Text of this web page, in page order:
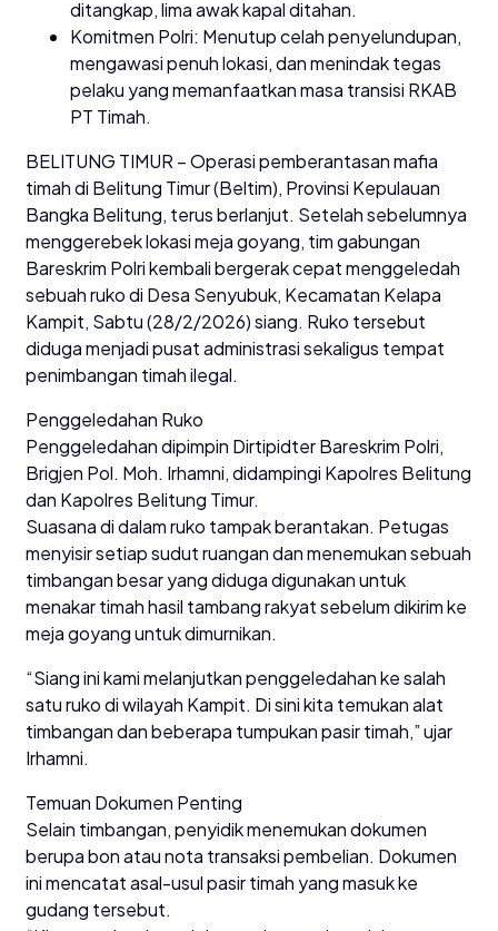
ditangkap, lima awak kapal ditahan.
Komitmen Polri: Menutup celah penyelundupan,
mengawasi penuh lokasi, dan menindak tegas
pelaku yang memanfaatkan masa transisi RKAB
PT Timah.
BELITUNG TIMUR – Operasi pemberantasan mafia
timah di Belitung Timur (Beltim), Provinsi Kepulauan
Bangka Belitung, terus berlanjut. Setelah sebelumnya
menggerebek lokasi meja goyang, tim gabungan
Bareskrim Polri kembali bergerak cepat menggeledah
sebuah ruko di Desa Senyubuk, Kecamatan Kelapa
Kampit, Sabtu (28/2/2026) siang. Ruko tersebut
diduga menjadi pusat administrasi sekaligus tempat
penimbangan timah ilegal.
Penggeledahan Ruko
Penggeledahan dipimpin Dirtipidter Bareskrim Polri,
Brigjen Pol. Moh. Irhamni, didampingi Kapolres Belitung
dan Kapolres Belitung Timur.
Suasana di dalam ruko tampak berantakan. Petugas
menyisir setiap sudut ruangan dan menemukan sebuah
timbangan besar yang diduga digunakan untuk
menakar timah hasil tambang rakyat sebelum dikirim ke
meja goyang untuk dimurnikan.
“Siang ini kami melanjutkan penggeledahan ke salah
satu ruko di wilayah Kampit. Di sini kita temukan alat
timbangan dan beberapa tumpukan pasir timah,” ujar
Irhamni.
Temuan Dokumen Penting
Selain timbangan, penyidik menemukan dokumen
berupa bon atau nota transaksi pembelian. Dokumen
ini mencatat asal-usul pasir timah yang masuk ke
gudang tersebut.